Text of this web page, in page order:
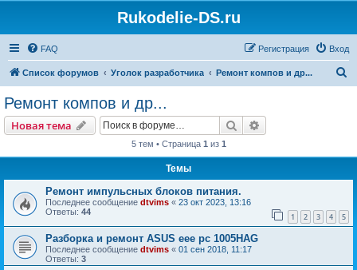
Rukodelie-DS.ru
FAQ Вход
Регистрация
Список форумов Уголок разработчика Ремонт компов и др...
Ремонт компов и др...
Новая тема Поиск
5 тем • Страница 1 из 1
Темы
Ремонт импульсных блоков питания.
Последнее сообщение dtvims « 23 окт 2023, 13:16
Ответы: 44 1 2 3 4 5
Разборка и ремонт ASUS eee pc 1005HAG
Последнее сообщение dtvims « 01 сен 2018, 11:17
Ответы: 3